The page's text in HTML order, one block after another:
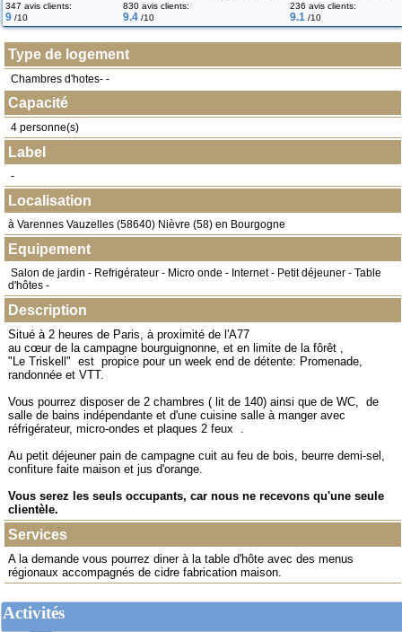
347 avis clients:
9 /10
830 avis clients:
9.4 /10
236 avis clients:
9.1 /10
Type de logement
Chambres d'hotes- -
Capacité
4 personne(s)
Label
-
Localisation
à Varennes Vauzelles (58640) Nièvre (58) en Bourgogne
Equipement
Salon de jardin - Refrigérateur - Micro onde - Internet - Petit déjeuner - Table
d'hôtes -
Description
Situé à 2 heures de Paris, à proximité de l'A77
au cœur de la campagne bourguignonne, et en limite de la fôrêt ,
"Le Triskell" est propice pour un week end de détente: Promenade,
randonnée et VTT.
Vous pourrez disposer de 2 chambres ( lit de 140) ainsi que de WC, de
salle de bains indépendante et d'une cuisine salle à manger avec
réfrigérateur, micro-ondes et plaques 2 feux .
Au petit déjeuner pain de campagne cuit au feu de bois, beurre demi-sel,
confiture faite maison et jus d'orange.
Vous serez les seuls occupants, car nous ne recevons qu'une seule
clientèle.
Services
A la demande vous pourrez diner à la table d'hôte avec des menus
régionaux accompagnés de cidre fabrication maison.
Activités